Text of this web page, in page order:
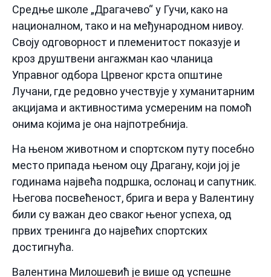
Средње школе „Драгачево“ у Гучи, како на
националном, тако и на међународном нивоу.
Своју одговорност и племенитост показује и
кроз друштвени ангажман као чланица
Управног одбора Црвеног крста општине
Лучани, где редовно учествује у хуманитарним
акцијама и активностима усмереним на помоћ
онима којима је она најпотребнија.
На њеном животном и спортском путу посебно
место припада њеном оцу Драгану, који јој је
годинама највећа подршка, ослонац и сапутник.
Његова посвећеност, брига и вера у Валентину
били су важан део сваког њеног успеха, од
првих тренинга до највећих спортских
достигнућа.
Валентина Милошевић је више од успешне